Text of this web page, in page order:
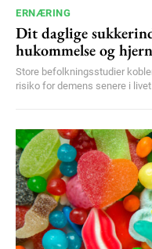
ERNÆRING
Dit daglige
hukommelse og
Store befolkningsstudier
risiko for demens senere i livet.